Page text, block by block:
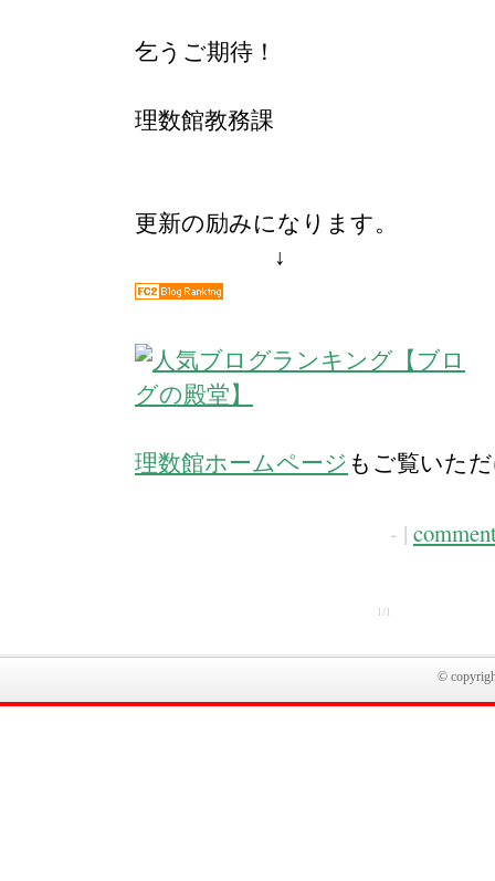
乞うご期待！
理数館教務課
更新の励みになります。
↓
理数館ホームページ もご覧いた
- |
1/1
©